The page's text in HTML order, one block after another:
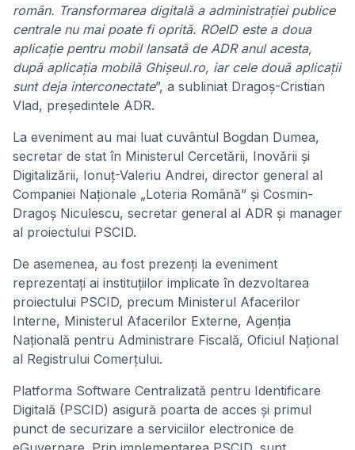
român. Transformarea digitală a administrației publice
centrale nu mai poate fi oprită. ROeID este a doua
aplicație pentru mobil lansată de ADR anul acesta,
după aplicația mobilă Ghișeul.ro, iar cele două aplicații
sunt deja interconectate”, a subliniat Dragoș-Cristian
Vlad, președintele ADR.
La eveniment au mai luat cuvântul Bogdan Dumea,
secretar de stat în Ministerul Cercetării, Inovării și
Digitalizării, Ionuț-Valeriu Andrei, director general al
Companiei Naționale „Loteria Română” și Cosmin-
Dragoș Niculescu, secretar general al ADR și manager
al proiectului PSCID.
De asemenea, au fost prezenți la eveniment
reprezentați ai instituțiilor implicate în dezvoltarea
proiectului PSCID, precum Ministerul Afacerilor
Interne, Ministerul Afacerilor Externe, Agenția
Națională pentru Administrare Fiscală, Oficiul Național
al Registrului Comerțului.
Platforma Software Centralizată pentru Identificare
Digitală (PSCID) asigură poarta de acces și primul
punct de securizare a serviciilor electronice de